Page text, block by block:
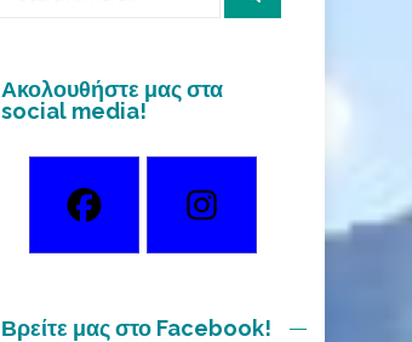
Ακολουθήστε μας στα
social media!
Βρείτε μας στο Facebook!